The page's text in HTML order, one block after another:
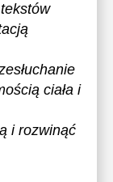
ciała i
i rozwinąć